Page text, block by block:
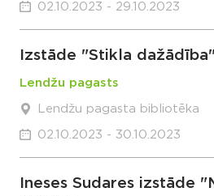
02.10.2023 - 29.10.2023
Izstāde "Stikla
Lendžu pagasts
Lendžu pagasta bibliotēka
02.10.2023 - 30.10.2023
Ineses Sudares izstāde